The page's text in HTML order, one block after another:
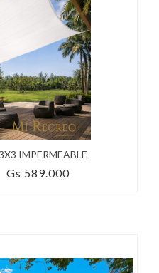
IMPERMEABLE
Gs 589.000